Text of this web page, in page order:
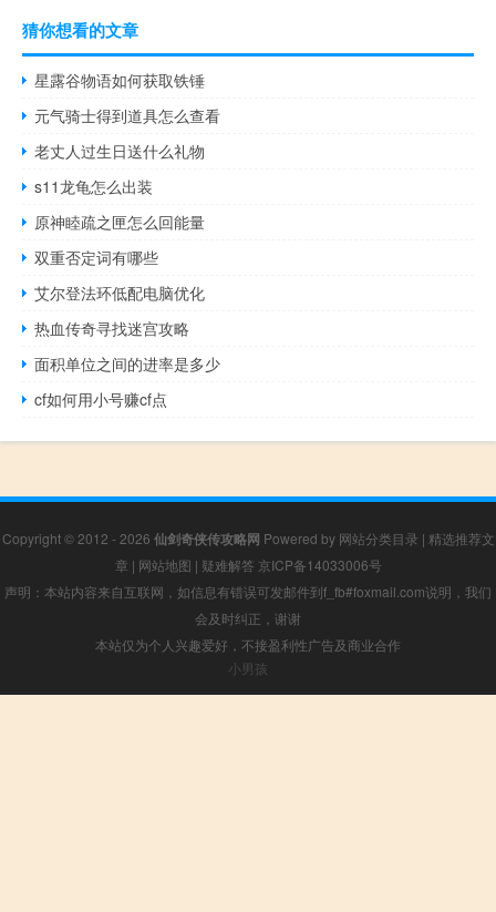
猜你想看的文章
星露谷物语如何获取铁锤
元气骑士得到道具怎么查看
老丈人过生日送什么礼物
s11龙龟怎么出装
原神睦疏之匣怎么回能量
双重否定词有哪些
艾尔登法环低配电脑优化
热血传奇寻找迷宫攻略
面积单位之间的进率是多少
cf如何用小号赚cf点
Copyright © 2012 - 2026 仙剑奇侠传攻略网 Powered by 网站分类目录 | 精选推荐文
章 | 网站地图 | 疑难解答 京ICP备14033006号
声明：本站内容来自互联网，如信息有错误可发邮件到f_fb#foxmail.com说明，我们
会及时纠正，谢谢
本站仅为个人兴趣爱好，不接盈利性广告及商业合作
小男孩